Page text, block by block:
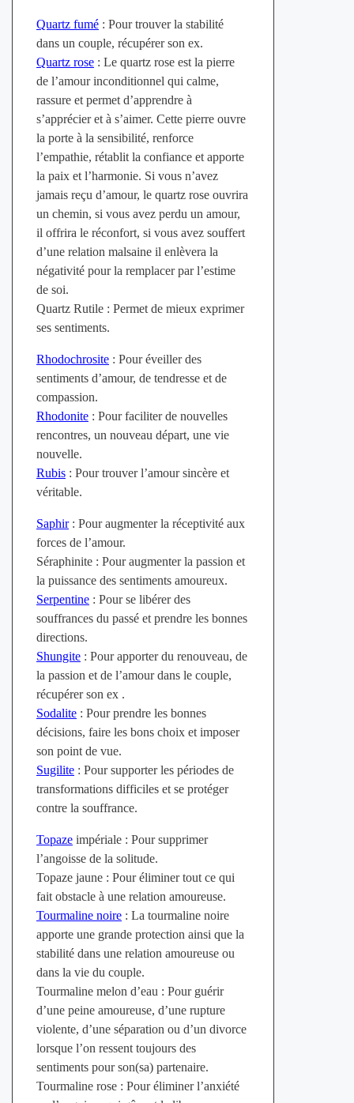
Quartz fumé: Pour trouver la stabilité
dans un couple, récupérer son ex.
Quartz rose: Le quartz rose est la pierre
de l’amour inconditionnel qui calme,
rassure et permet d’apprendre à
s’apprécier et à s’aimer. Cette pierre ouvre
la porte à la sensibilité, renforce
l’empathie, rétablit la confiance et apporte
la paix et l’harmonie. Si vous n’avez
jamais reçu d’amour, le quartz rose ouvrira
un chemin, si vous avez perdu un amour,
il offrira le réconfort, si vous avez souffert
d’une relation malsaine il enlèvera la
négativité pour la remplacer par l’estime
de soi.
Quartz Rutile : Permet de mieux exprimer
ses sentiments.
Rhodochrosite: Pour éveiller des
sentiments d’amour, de tendresse et de
compassion.
Rhodonite: Pour faciliter de nouvelles
rencontres, un nouveau départ, une vie
nouvelle.
Rubis: Pour trouver l’amour sincère et
véritable.
Saphir: Pour augmenter la réceptivité aux
forces de l’amour.
Séraphinite : Pour augmenter la passion et
la puissance des sentiments amoureux.
Serpentine: Pour se libérer des
souffrances du passé et prendre les bonnes
directions.
Shungite: Pour apporter du renouveau, de
la passion et de l’amour dans le couple,
récupérer son ex .
Sodalite: Pour prendre les bonnes
décisions, faire les bons choix et imposer
son point de vue.
Sugilite: Pour supporter les périodes de
transformations difficiles et se protéger
contre la souffrance.
Topazeimpériale : Pour supprimer
l’angoisse de la solitude.
Topaze jaune : Pour éliminer tout ce qui
fait obstacle à une relation amoureuse.
Tourmaline noire: La tourmaline noire
apporte une grande protection ainsi que la
stabilité dans une relation amoureuse ou
dans la vie du couple.
Tourmaline melon d’eau : Pour guérir
d’une peine amoureuse, d’une rupture
violente, d’une séparation ou d’un divorce
lorsque l’on ressent toujours des
sentiments pour son(sa) partenaire.
Tourmaline rose : Pour éliminer l’anxiété